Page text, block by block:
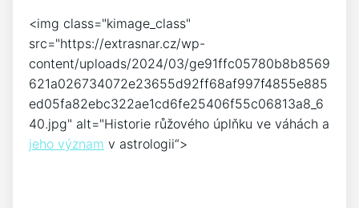
<img class="kimage_class"
src="https://extrasnar.cz/wp-
content/uploads/2024/03/ge91ffc05780b8b8569
621a026734072e23655d92ff68af997f4855e885
ed05fa82ebc322ae1cd6fe25406f55c06813a8_6
40.jpg" alt="Historie růžového ⁣úplňku ve váhách a
jeho význam ‍ v astrologii“>